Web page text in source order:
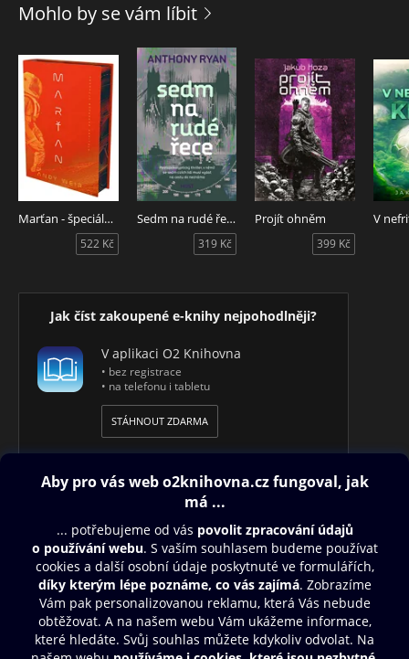
Mohlo by se vám líbit
Marťan - špeciálne vydanie
522 Kč
Sedm na rudé řece
319 Kč
Projít ohněm
399 Kč
V
Jak číst zakoupené e-knihy nejpohodlněji?
V aplikaci O2 Knihovna
• bez registrace
• na telefonu i tabletu
STÁHNOUT ZDARMA
Obsah ke stažení
Moje O2 Knihovna
Další zábava